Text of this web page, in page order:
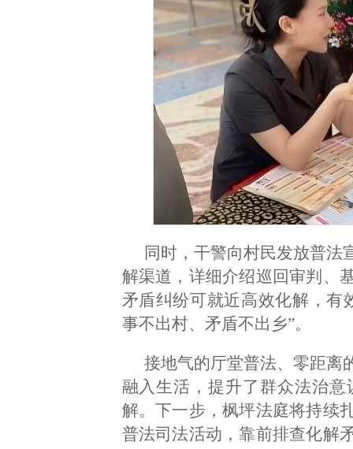
同时，干警向村民发放普法
解渠道，详细介绍巡回审判、
矛盾纠纷可就近高效化解，有
事不出村、矛盾不出乡”。
接地气的厅堂普法、零距离
融入生活，提升了群众法治
解。下一步，枫坪法庭将持续
普法司法活动，靠前排查化解